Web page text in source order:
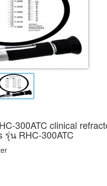
300ATC clinical
รุ่น RHC-300ATC